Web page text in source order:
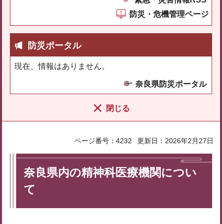
防災・危機管理ページ
防災ポータル
現在、情報はありません。
奈良県防災ポータル
閉じる
ページ番号：4232 更新日：2026年2月27日
奈良県内の精神科医療機関につい
て